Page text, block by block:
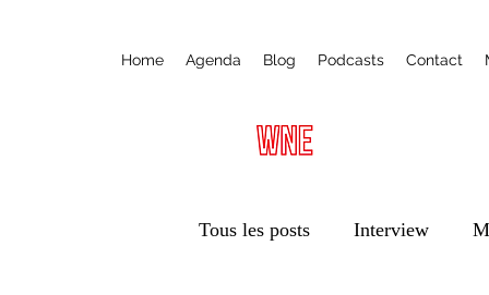
Home Agenda Blog Podcasts Contact
Tous les posts Interview